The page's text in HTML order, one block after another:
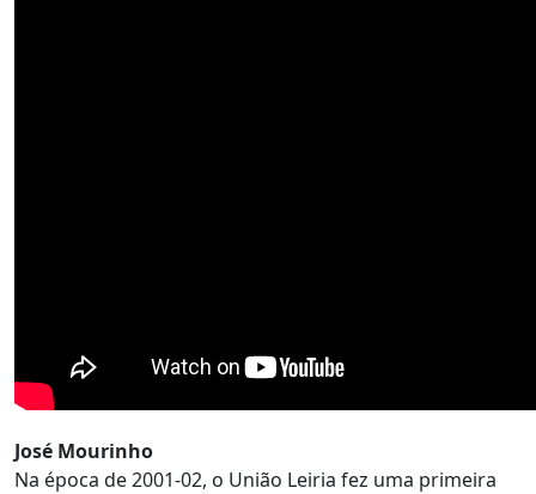
José Mourinho
Na época de 2001-02, o União Leiria fez uma primeira